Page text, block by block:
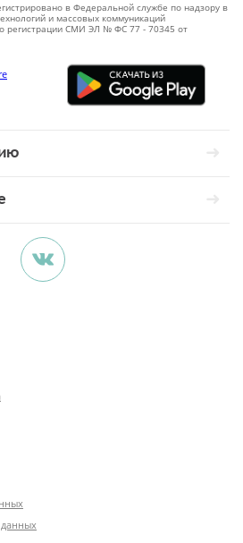
в Федеральной службе по надзору в
и массовых коммуникаций
регистрации СМИ ЭЛ № ФС 77 - 70345 от